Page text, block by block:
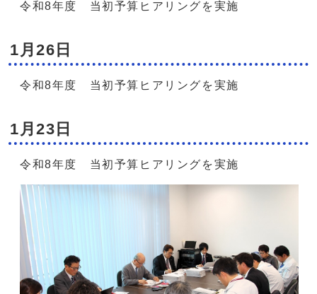
令和8年度 当初予算ヒアリングを実施
1月26日
令和8年度 当初予算ヒアリングを実施
1月23日
令和8年度 当初予算ヒアリングを実施